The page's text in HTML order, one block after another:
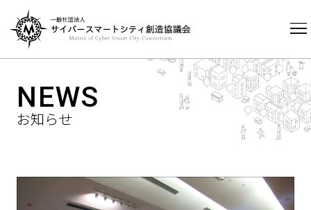
HOME NEWS
お知らせ
NEWS